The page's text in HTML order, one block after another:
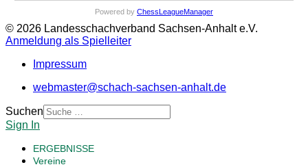
Powered by ChessLeagueManager
© 2026 Landesschachverband Sachsen-Anhalt e.V.
Anmeldung als Spielleiter
Impressum
webmaster@schach-sachsen-anhalt.de
Suchen
Sign In
ERGEBNISSE
Vereine